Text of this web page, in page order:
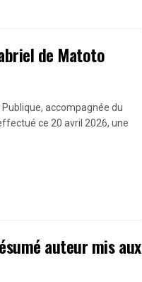
de Matoto
Publique, accompagnée du
ce 20 avril 2026, une
auteur mis aux